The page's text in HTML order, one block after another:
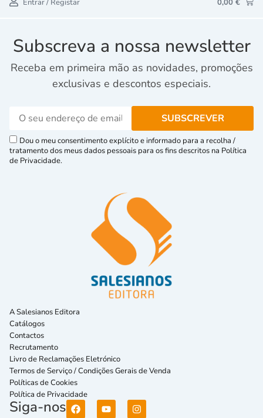
0,00 €
Subscreva a nossa newsletter
Receba em primeira mão as novidades, promoções
exclusivas e descontos especiais.
Dou o meu consentimento explícito e informado para a recolha /
tratamento dos meus dados pessoais para os fins descritos na Política
de Privacidade.
A Salesianos Editora
Catálogos
Contactos
Recrutamento
Livro de Reclamações Eletrónico
Termos de Serviço / Condições Gerais de Venda
Políticas de Cookies
Política de Privacidade
Siga-nos